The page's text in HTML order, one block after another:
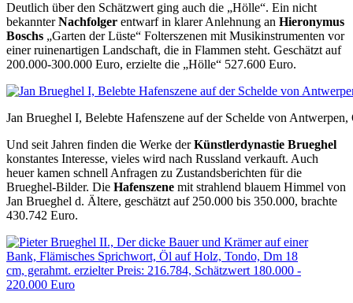
Deutlich über den Schätzwert ging auch die „Hölle“. Ein nicht
bekannterNachfolger entwarf in klarer Anlehnung an Hieronymus
Boschs „Garten der Lüste“ Folterszenen mit Musikinstrumenten vor
einer ruinenartigen Landschaft, die in Flammen steht. Geschätzt auf
200.000-300.000 Euro, erzielte die „Hölle“ 527.600 Euro.
Jan Brueghel I, Belebte Hafenszene auf der Schelde von
Und seit Jahren finden die Werke derKünstlerdynastie Brueghel
konstantes Interesse, vieles wird nach Russland verkauft. Auch
heuer kamen schnell Anfragen zu Zustandsberichten für die
Brueghel-Bilder. Die Hafenszene mit strahlend blauem Himmel von
Jan Brueghel d. Ältere, geschätzt auf 250.000 bis 350.000, brachte
430.742 Euro.